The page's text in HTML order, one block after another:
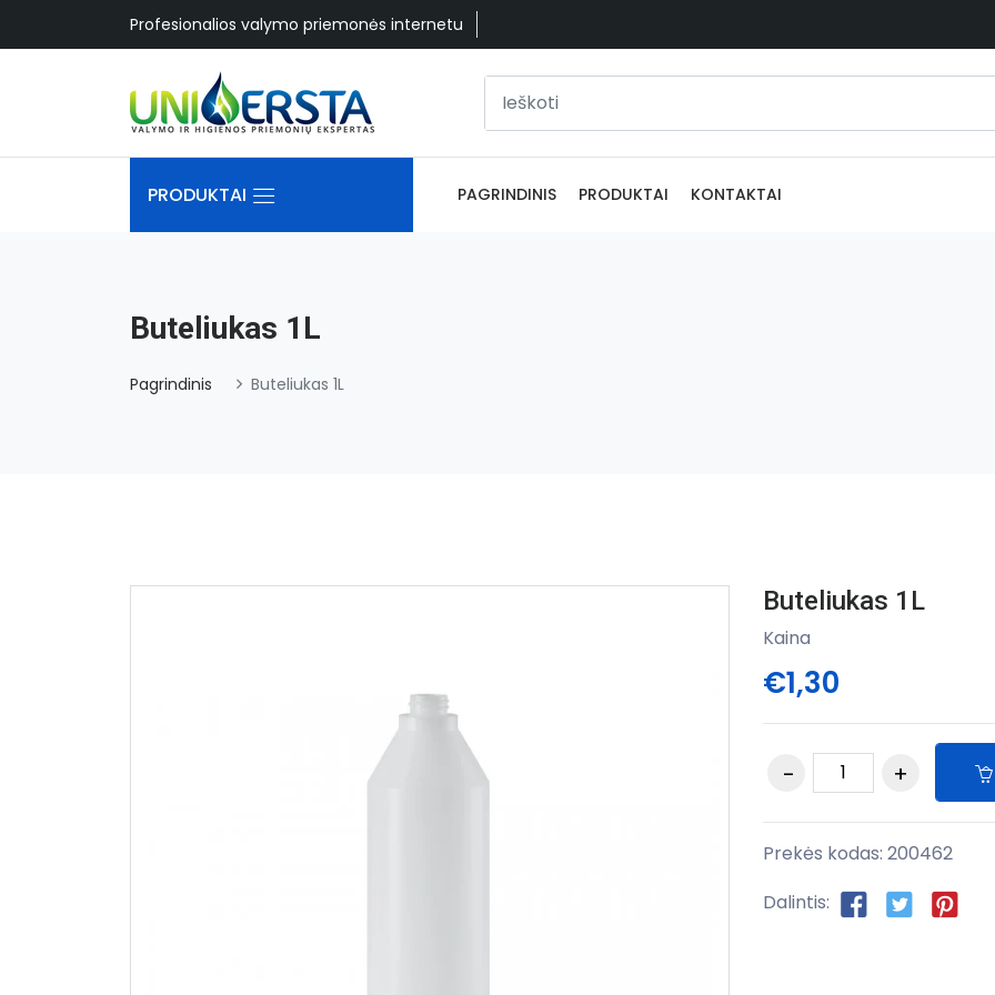
Profesionalios valymo priemonės internetu
PRODUKTAI PAGRINDINIS PRODUKTAI KONTAKTAI
Buteliukas 1L
Pagrindinis Buteliukas 1L
Buteliukas 1L
Kaina
€1,30
Prekės kodas: 200462
Dalintis: